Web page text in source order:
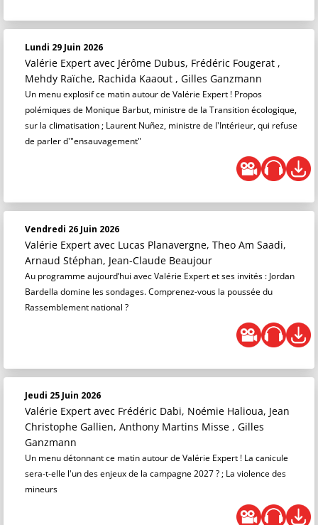
Lundi 29 Juin 2026
Valérie Expert avec Jérôme Dubus, Frédéric Fougerat ,
Mehdy Raïche, Rachida Kaaout , Gilles Ganzmann
Un menu explosif ce matin autour de Valérie Expert ! Propos
polémiques de Monique Barbut, ministre de la Transition écologique,
sur la climatisation ; Laurent Nuñez, ministre de l'Intérieur, qui refuse
de parler d'"ensauvagement"
Vendredi 26 Juin 2026
Valérie Expert avec Lucas Planavergne, Theo Am Saadi,
Arnaud Stéphan, Jean-Claude Beaujour
Au programme aujourd’hui avec Valérie Expert et ses invités : Jordan
Bardella domine les sondages. Comprenez-vous la poussée du
Rassemblement national ?
Jeudi 25 Juin 2026
Valérie Expert avec Frédéric Dabi, Noémie Halioua, Jean
Christophe Gallien, Anthony Martins Misse , Gilles
Ganzmann
Un menu détonnant ce matin autour de Valérie Expert ! La canicule
sera-t-elle l'un des enjeux de la campagne 2027 ? ; La violence des
mineurs